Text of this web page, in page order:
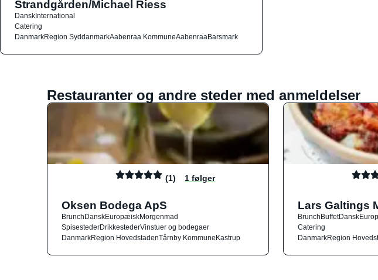
Strandgården/Michael Riess
DanskInternational
Catering
DanmarkRegion SyddanmarkAabenraa KommuneAabenraaBarsmark
Restauranter og andre steder med anmeldelser
(1) 1 følger
Oksen Bodega ApS
BrunchDanskEuropæiskMorgenmad
SpisestederDrikkestederVinstuer og bodegaer
DanmarkRegion HovedstadenTårnby KommuneKastrup
Lars Galtings
BrunchBuffetDansk
Catering
DanmarkRegion